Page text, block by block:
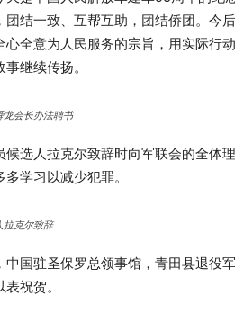
团结一致、互帮互助，团结侨团。今
心全意为人民服务的宗旨，用实际行
继续传扬。
龙会长办法聘书
候选人拉克尔致辞时向军联会的全体
学习以减少犯罪。
拉克尔致辞
中国驻圣保罗总领事馆，青田县退役
祝贺。